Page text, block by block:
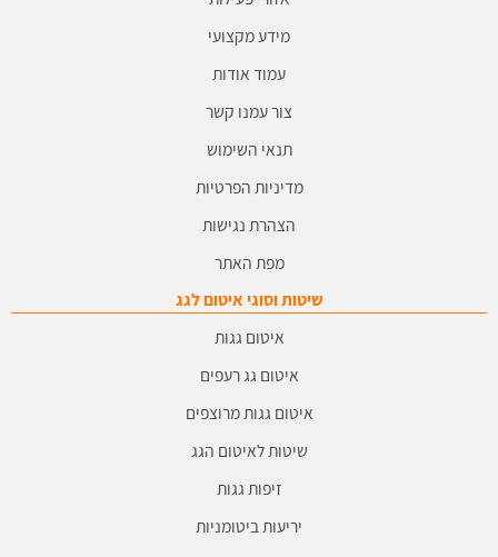
מידע מקצועי
עמוד אודות
צור עמנו קשר
תנאי השימוש
מדיניות הפרטיות
הצהרת נגישות
מפת האתר
שיטות וסוגי איטום לגג
איטום גגות
איטום גג רעפים
איטום גגות מרוצפים
שיטות לאיטום הגג
זיפות גגות
יריעות ביטומניות